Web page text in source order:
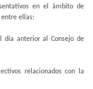
en el ámbito de
entre ellas:
día anterior al Consejo de
relacionados con la